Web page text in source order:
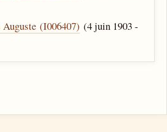
(I006407) (4 juin 1903 -